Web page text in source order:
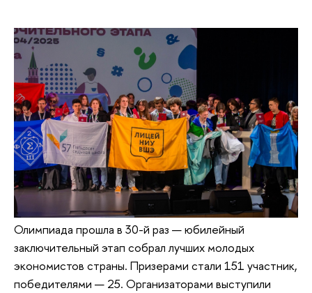
Олимпиада прошла в 30-й раз — юбилейный
заключительный этап собрал лучших молодых
экономистов страны. Призерами стали 151 участник,
победителями — 25. Организаторами выступили